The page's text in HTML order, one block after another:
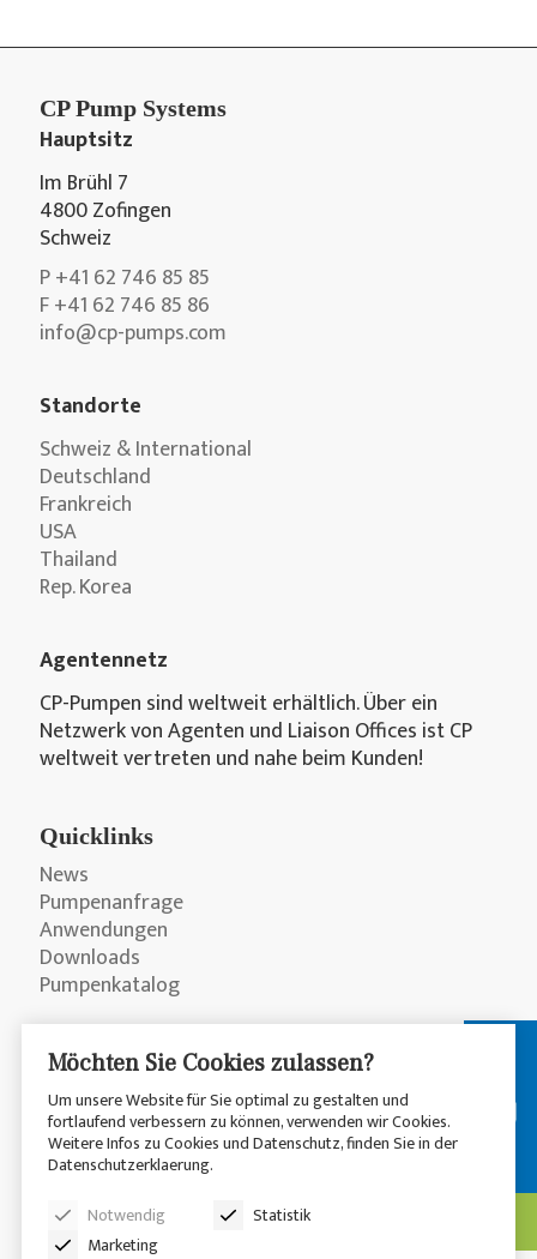
CP Pump Systems
Hauptsitz
Im Brühl 7
4800 Zofingen
Schweiz
P +41 62 746 85 85
F +41 62 746 85 86
info@cp-pumps.com
Standorte
Schweiz & International
Deutschland
Frankreich
USA
Thailand
Rep. Korea
Agentennetz
CP-Pumpen sind weltweit erhältlich. Über ein
Netzwerk von Agenten und Liaison Offices ist CP
weltweit vertreten und nahe beim Kunden!
Quicklinks
News
Pumpenanfrage
Anwendungen
Downloads
Pumpenkatalog
© 2026 CP Pumpen AG
Disclaimer
Möchten Sie Cookies zulassen?
Um unsere Website für Sie optimal zu gestalten und
fortlaufend verbessern zu können, verwenden wir Cookies.
Weitere Infos zu Cookies und Datenschutz, finden Sie in der
Datenschutzerklaerung.
Notwendig
Statistik
Marketing